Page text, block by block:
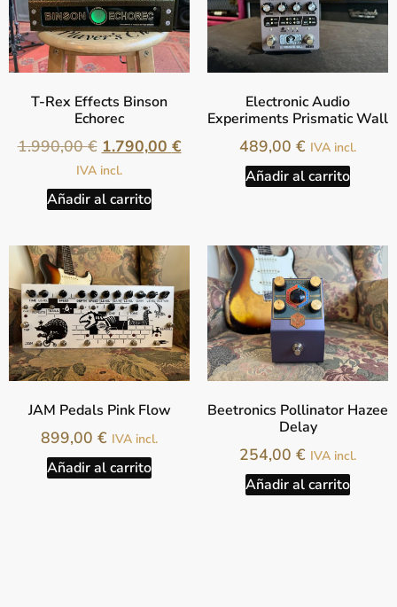
T-Rex Effects Binson
Echorec
1.990,00€ 1.790,00 €
IVA incl.
Añadir al carrito
Electronic Audio
Experiments Prismatic Wall
489,00 € IVA incl.
Añadir al carrito
JAM Pedals Pink Flow
899,00 € IVA incl.
Añadir al carrito
Beetronics Pollinator Hazee
Delay
254,00 € IVA incl.
Añadir al carrito